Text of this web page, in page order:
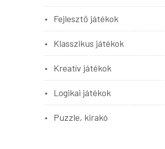
Fejlesztő játékok
Klasszikus játékok
Kreatív játékok
Logikai játékok
Puzzle, kirakó